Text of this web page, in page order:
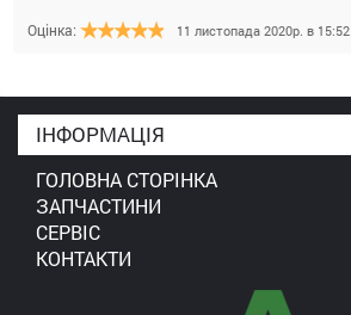
Оцінка: 11 листопада 2020р. в 15:52
ІНФОРМАЦІЯ
ГОЛОВНА СТОРІНКА
ЗАПЧАСТИНИ
СЕРВІС
КОНТАКТИ